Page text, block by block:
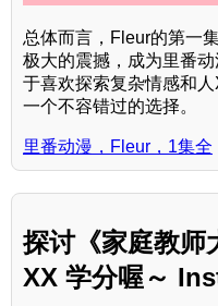
总体而言，Fleur的第一
极大的震撼，成为里番
于喜欢探索复杂情感和
一个不容错过的选择。
里番动漫，Fleur，1集全
探讨《家庭教师
XX 学分喔～